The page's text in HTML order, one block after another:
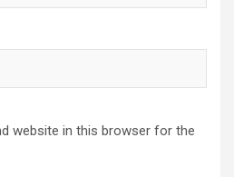
website in this browser for the